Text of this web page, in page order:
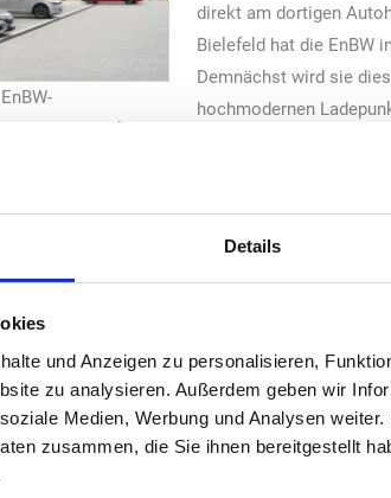
Details
und Anzeigen zu personalisieren,
zu analysieren. Außerdem geben wir
Medien, Werbung und Analysen
zusammen, die Sie ihnen bereitgestellt
und in Rheinland-
direkt am dortigen
Bielefeld hat die EnBW
Demnächst wird sie
hochmodernen
nur Essensangebote,
Bielefelder Standort
ein Solardach. Wie alle ihre eigenen
für unsere Kund*innen flexibel in den Alltag
Officer der EnBW den Bereich E-Mobilität
„Die Standorte für unsere
an Autobahnen steht dabei auch die
stellen.“
Schnellladeparks mit Solardach in Betrieb